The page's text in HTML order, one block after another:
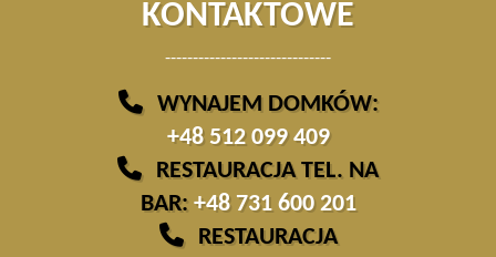
KONTAKTOWE
------------------------------
WYNAJEM DOMKÓW:
+48 512 099 409
RESTAURACJA TEL. NA
BAR: +48 731 600 201
RESTAURACJA